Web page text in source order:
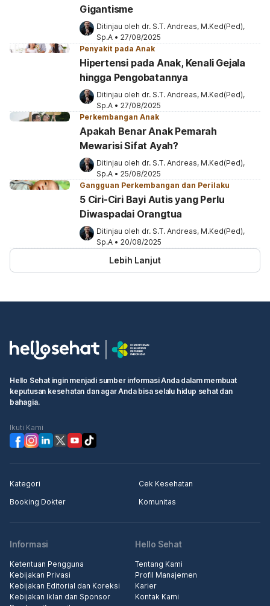
Gigantisme
Ditinjau oleh dr. S.T. Andreas, M.Ked(Ped),
Sp.A • 27/08/2025
Penyakit pada Anak
Hipertensi pada Anak, Kenali Gejala
hingga Pengobatannya
Ditinjau oleh dr. S.T. Andreas, M.Ked(Ped),
Sp.A • 27/08/2025
Perkembangan Anak
Apakah Benar Anak Pemarah
Mewarisi Sifat Ayah?
Ditinjau oleh dr. S.T. Andreas, M.Ked(Ped),
Sp.A • 25/08/2025
Gangguan Perkembangan dan Perilaku
5 Ciri-Ciri Bayi Autis yang Perlu
Diwaspadai Orangtua
Ditinjau oleh dr. S.T. Andreas, M.Ked(Ped),
Sp.A • 20/08/2025
Lebih Lanjut
Hello Sehat ingin menjadi sumber informasi Anda dalam membuat
keputusan kesehatan dan agar Anda bisa selalu hidup sehat dan
bahagia.
Ikuti Kami
Kategori
Cek Kesehatan
Booking Dokter
Komunitas
Informasi
Ketentuan Pengguna
Kebijakan Privasi
Kebijakan Editorial dan Koreksi
Kebijakan Iklan dan Sponsor
Hello Sehat
Tentang Kami
Profil Manajemen
Karier
Kontak Kami